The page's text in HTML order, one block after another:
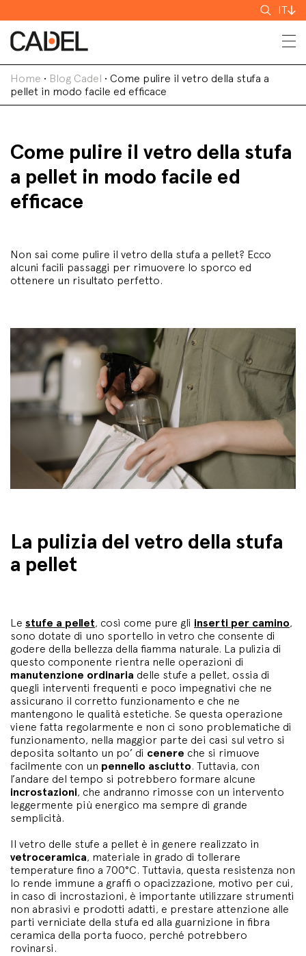
Cerca
IT
Home • Blog Cadel • Come pulire il vetro della stufa a
pellet in modo facile ed efficace
Come pulire il vetro della stufa
a pellet in modo facile ed
efficace
Non sai come pulire il vetro della stufa a pellet? Ecco
alcuni facili passaggi per rimuovere lo sporco ed
ottenere un risultato perfetto.
La pulizia del vetro della stufa
a pellet
Le stufe a pellet, così come pure gli inserti per camino,
sono dotate di uno sportello in vetro che consente di
godere della bellezza della fiamma naturale. La pulizia di
questo componente rientra nelle operazioni di
manutenzione ordinaria delle stufe a pellet, ossia di
quegli interventi frequenti e poco impegnativi che ne
assicurano il corretto funzionamento e che ne
mantengono le qualità estetiche. Se questa operazione
viene fatta regolarmente e non ci sono problematiche di
funzionamento, nella maggior parte dei casi sul vetro si
deposita soltanto un po’ di cenere che si rimuove
facilmente con un pennello asciutto. Tuttavia, con
l’andare del tempo si potrebbero formare alcune
incrostazioni, che andranno rimosse con un intervento
leggermente più energico ma sempre di grande
semplicità.
Il vetro delle stufe a pellet è in genere realizzato in
vetroceramica, materiale in grado di tollerare
temperature fino a 700°C. Tuttavia, questa resistenza non
lo rende immune a graffi o opacizzazione, motivo per cui,
in caso di incrostazioni, è importante utilizzare strumenti
non abrasivi e prodotti adatti, e prestare attenzione alle
parti verniciate della stufa ed alla guarnizione in fibra
ceramica della porta fuoco, perché potrebbero
rovinarsi.